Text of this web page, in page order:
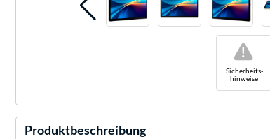
Sicherheits-
hinweise
!
Produktbeschreibung